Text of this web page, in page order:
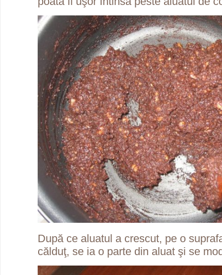
După ce aluatul a crescut, pe o
călduţ, se ia o parte din aluat şi se